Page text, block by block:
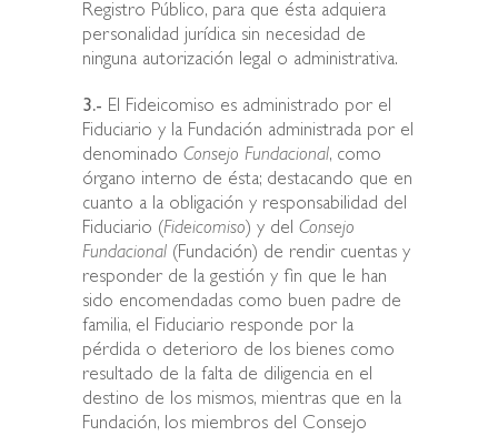
Registro Público, para que ésta adquiera
personalidad jurídica sin necesidad de
ninguna autorización legal o administrativa.
3.- El Fideicomiso es administrado por el
Fiduciario y la Fundación administrada por el
denominado Consejo Fundacional, como
órgano interno de ésta; destacando que en
cuanto a la obligación y responsabilidad del
Fiduciario (Fideicomiso) y del Consejo
Fundacional (Fundación) de rendir cuentas y
responder de la gestión y fin que le han
sido encomendadas como buen padre de
familia, el Fiduciario responde por la
pérdida o deterioro de los bienes como
resultado de la falta de diligencia en el
destino de los mismos, mientras que en la
Fundación, los miembros del Consejo